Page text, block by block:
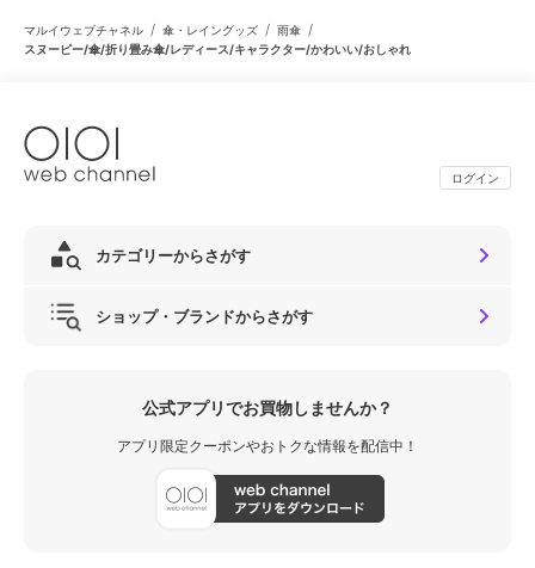
マルイウェブチャネル / 傘・レイングッズ / 雨傘 /
スヌーピー/傘/折り畳み傘/レディース/キャラクター/かわいい/おしゃれ
ログイン
カテゴリーからさがす
ショップ・ブランドからさがす
公式アプリでお買物しませんか？
アプリ限定クーポンやおトクな情報を配信中！